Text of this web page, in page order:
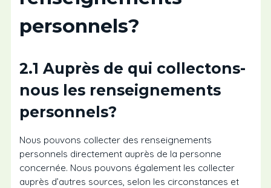
personnels?
2.1 Auprès de qui collectons-
nous les renseignements
personnels?
Nous pouvons collecter des renseignements
personnels directement auprès de la personne
concernée. Nous pouvons également les collecter
auprès d’autres sources, selon les circonstances et